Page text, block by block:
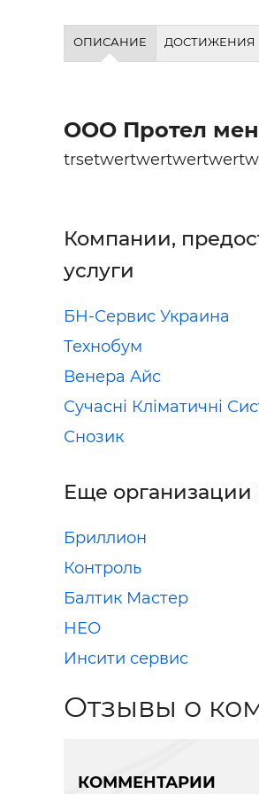
ОПИСАНИЕ ДОСТИЖЕНИЯ
ООО Протел
Компании,
услуги
БН-Сервис Украина
Технобум
Венера Айс
Сучасні Кліматичні
Снозик
Еще организации
Бриллион
Контроль
Балтик Мастер
НЕО
Инсити сервис
Отзывы о
КОММЕНТАРИИ